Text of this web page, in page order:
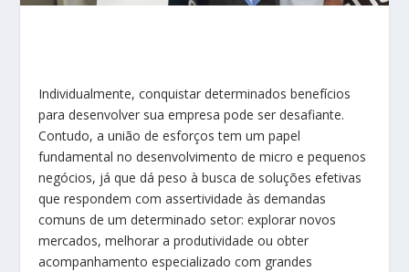
Individualmente, conquistar determinados benefícios
para desenvolver sua empresa pode ser desafiante.
Contudo, a união de esforços tem um papel
fundamental no desenvolvimento de micro e pequenos
negócios, já que dá peso à busca de soluções efetivas
que respondem com assertividade às demandas
comuns de um determinado setor: explorar novos
mercados, melhorar a produtividade ou obter
acompanhamento especializado com grandes